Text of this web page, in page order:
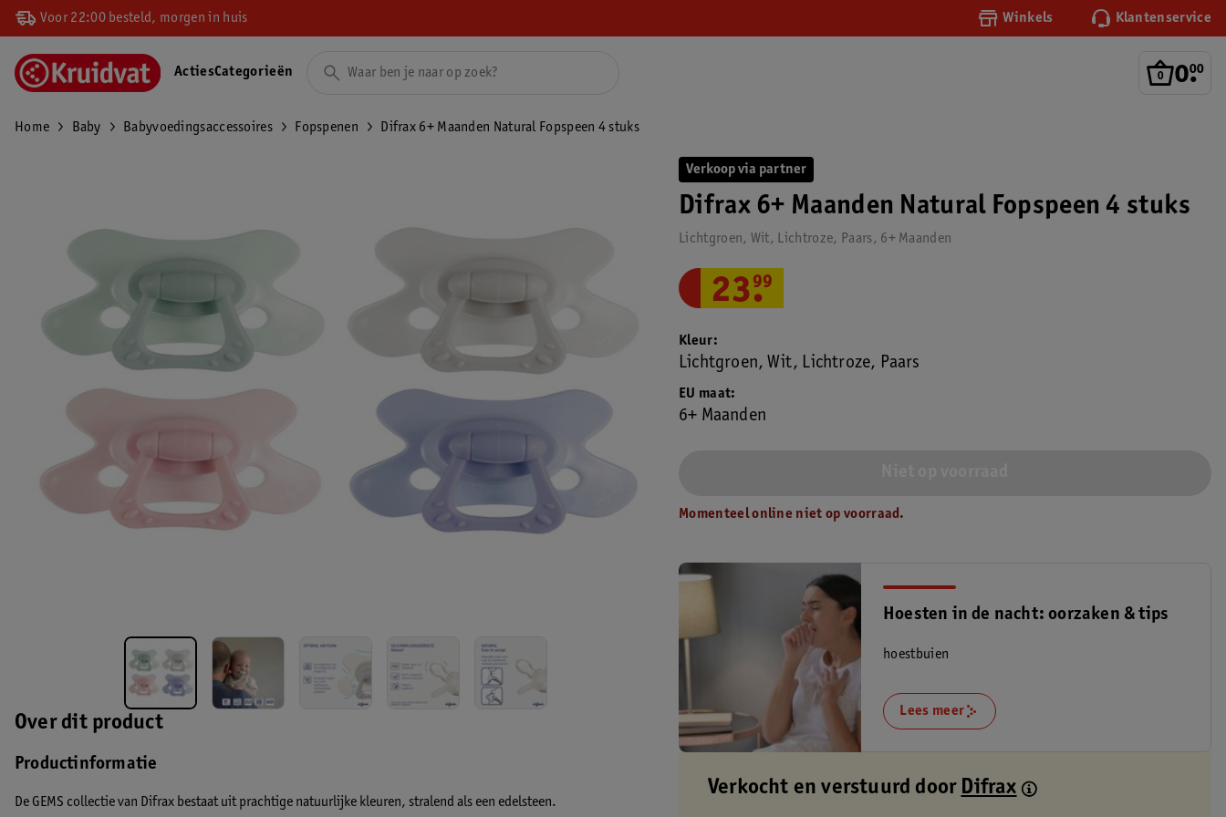
Voor 22:00 besteld, morgen in huis Winkels Klantenservice
0.
00
ActiesCategorieën
Home Baby Babyvoedingsaccessoires Fopspenen Difrax 6+ Maanden Natural Fopspeen 4 stuks
Over dit product
Productinformatie
De GEMS collectie van Difrax bestaat uit prachtige natuurlijke kleuren, stralend als een edelsteen.
Verkoop via partner
Difrax 6+ Maanden Natural Fopspeen 4 stuks
Lichtgroen, Wit, Lichtroze, Paars, 6+ Maanden
23.
99
EU maat
6+ Maanden
Kleur
Lichtgroen, Wit, Lichtroze, Paars
Momenteel online niet op voorraad.
Hoesten in de nacht: oorzaken & tips
hoestbuien
Lees meer
Verkocht en verstuurd door Difrax